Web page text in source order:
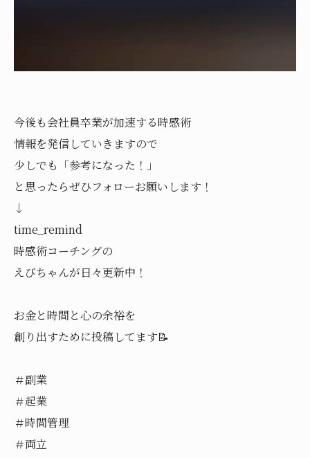
今後も会社員卒業が加速する時感術
情報を発信していきますので
少しでも「参考になった！」
と思ったらぜひフォローお願いします！
↓
time_remind
時感術コーチングの
えびちゃんが日々更新中！
お金と時間と心の余裕を
創り出すために投稿してます📝
＃副業
＃起業
＃時間管理
＃両立